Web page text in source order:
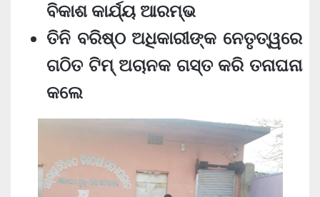
ବିକାଶ କାର୍ଯ୍ୟ ଆରମ୍ଭ
ତିନି ବରିଷ୍ଠ ଅଧିକାରୀଙ୍କ ନେତୃତ୍ୱରେ
ଗଠିତ ଟିମ୍‍ ଅଚାନକ ଗସ୍ତ କରି ତନାଘନା
କଲେ